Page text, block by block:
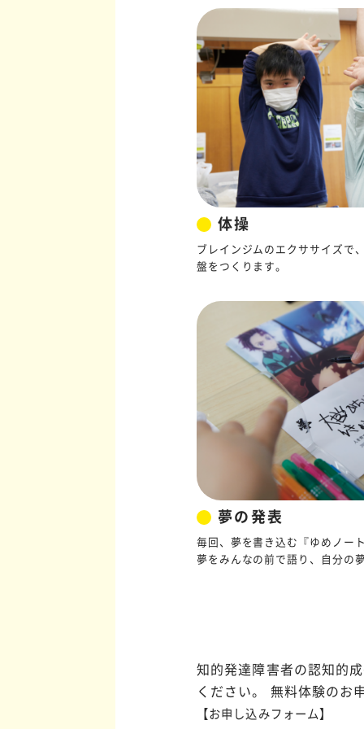
体操
ブレインジムのエクササイズで
盤をつくります。
夢の発表
毎回、夢を書き込む『ゆめノー
夢をみんなの前で語り、自分の
知的発達障害者の認知的
ください。 無料体験のお
【お申し込みフォーム】